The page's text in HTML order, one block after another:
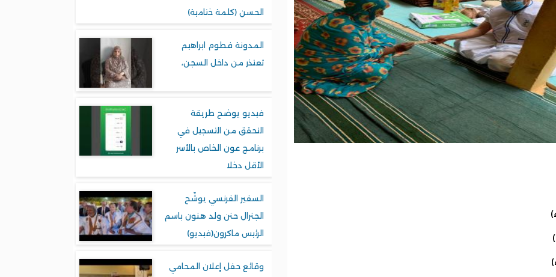
الحسن (كلمة ختامية)
المدونة فطوم ابراهيم
تعتذر من داخل السجن،
فيديو يوضح طريقة
التحقق من التسجيل في
برنامج عون الخاص بالأسر
الأقل دخلا
السفير الفرنسي يوشّح
الجنرال حنن ولد هنون باسم
الرئيس ماكرون(فيديو)
وقائع حفل إعلان المحامي